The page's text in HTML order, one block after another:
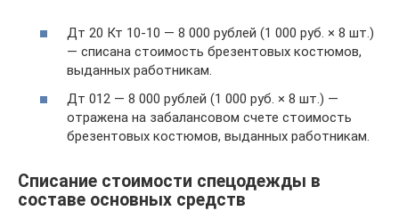
Дт 20 Кт 10-10 — 8 000 рублей (1 000 руб. × 8 шт.)
— списана стоимость брезентовых костюмов,
выданных работникам.
Дт 012 — 8 000 рублей (1 000 руб. × 8 шт.) —
отражена на забалансовом счете стоимость
брезентовых костюмов, выданных работникам.
Списание стоимости спецодежды в
составе основных средств